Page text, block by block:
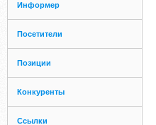
Информер
Посетители
Позиции
Конкуренты
Ссылки